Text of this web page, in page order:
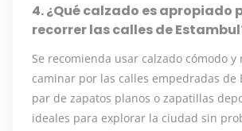
4. ¿Qué calzado es apropiado
recorrer las calles de
Se recomienda usar calzado cómodo
caminar por las calles empedradas de
par de zapatos planos o zapatillas
ideales para explorar la ciudad sin